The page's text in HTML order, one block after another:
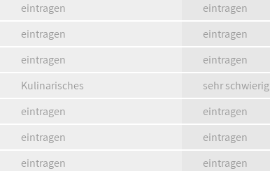
eintragen
eintragen
eintragen
eintragen
eintragen
eintragen
Kulinarisches
sehr schwierig
eintragen
eintragen
eintragen
eintragen
eintragen
eintragen